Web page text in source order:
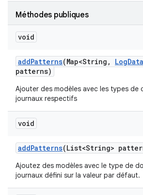
Méthodes publiques
void
addPatterns(Map<String , LogData
patterns)
Ajouter des modèles avec les types de
journaux respectifs
void
addPatterns(List<String>
Ajoutez des modèles avec le type de
journaux défini sur la valeur par défaut.